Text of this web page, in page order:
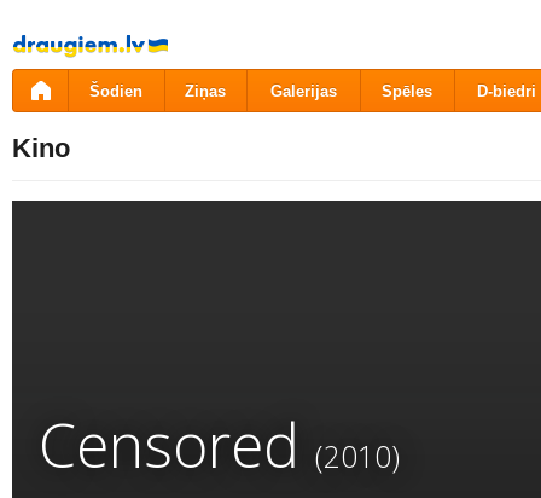
Pāriet
uz
saturu
Šodien Ziņas Galerijas Spēles D-biedri
Kino
Censored (2010)